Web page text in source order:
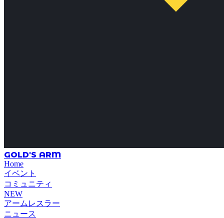
GOLD'S ARM
Home
イベント
コミュニティ
NEW
アームレスラー
ニュース